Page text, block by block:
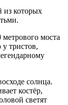
из которых
метрового моста
тристов,
солнца.
костёр,
светят